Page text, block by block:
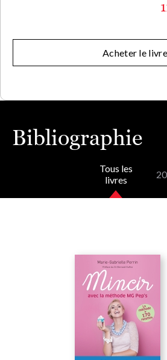
Acheter le livre
Bibliographie
Tous les
livres